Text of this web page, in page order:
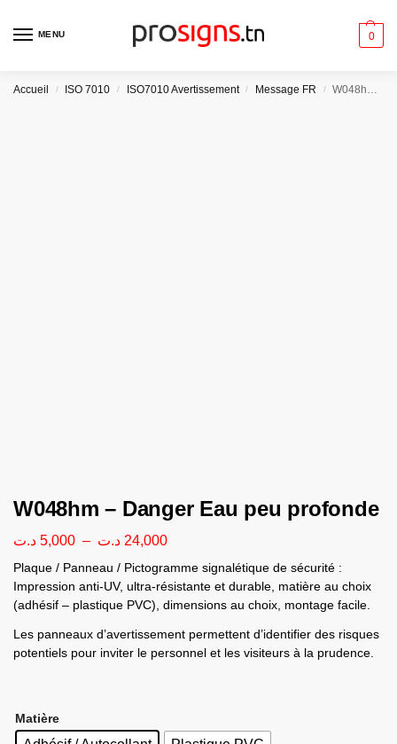
MENU 0
Accueil / ISO 7010 / ISO7010 Avertissement / Message FR / W048hm – Danger Eau peu profonde
W048hm – Danger Eau peu profonde
5,000 د.ت – 24,000 د.ت
Plaque / Panneau / Pictogramme signalétique de sécurité :
Impression anti-UV, ultra-résistante et durable, matière au choix
(adhésif – plastique PVC), dimensions au choix, montage facile.
Les panneaux d’avertissement permettent d’identifier des risques
potentiels pour inviter le personnel et les visiteurs à la prudence.
Matière